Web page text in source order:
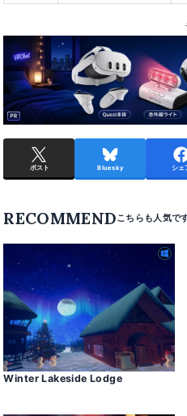
ポスト Bluesky シェ
RECOMMEND
Winter Lakeside Lodge